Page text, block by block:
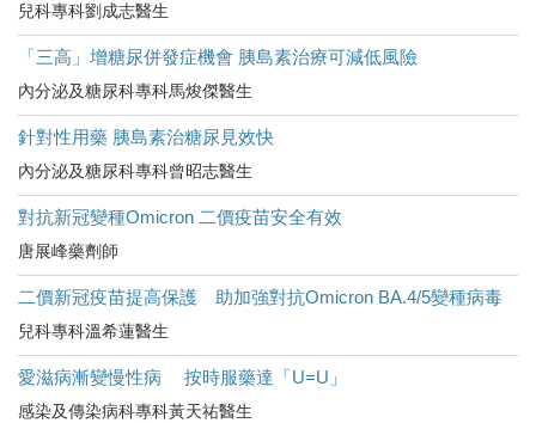
兒科專科劉成志醫生
「三高」增糖尿併發症機會 胰島素治療可減低風險
內分泌及糖尿科專科馬焌傑醫生
針對性用藥 胰島素治糖尿見效快
內分泌及糖尿科專科曾昭志醫生
對抗新冠變種Omicron 二價疫苗安全有效
唐展峰藥劑師
二價新冠疫苗提高保護 助加強對抗Omicron BA.4/5變種病毒
兒科專科溫希蓮醫生
愛滋病漸變慢性病 按時服藥達「U=U」
感染及傳染病科專科黃天祐醫生